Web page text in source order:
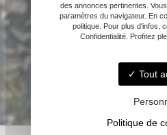
des annonces pertinentes.
paramètres du navigateur. En
politique. Pour plus d'infos,
Confidentialité. Profitez
Tout
Politique de